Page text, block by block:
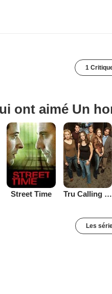
1
ont aimé Un
Street Time Tru Calling : compte à rebours
Les